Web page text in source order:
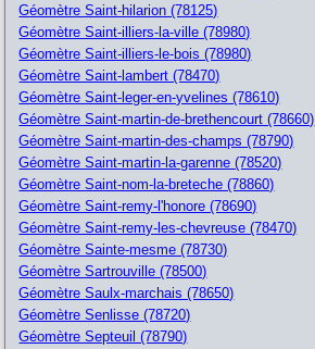
Géomètre Saint-hilarion (78125)
Géomètre Saint-illiers-la-ville (78980)
Géomètre Saint-illiers-le-bois (78980)
Géomètre Saint-lambert (78470)
Géomètre Saint-leger-en-yvelines (78610)
Géomètre Saint-martin-de-brethencourt (78660)
Géomètre Saint-martin-des-champs (78790)
Géomètre Saint-martin-la-garenne (78520)
Géomètre Saint-nom-la-breteche (78860)
Géomètre Saint-remy-l'honore (78690)
Géomètre Saint-remy-les-chevreuse (78470)
Géomètre Sainte-mesme (78730)
Géomètre Sartrouville (78500)
Géomètre Saulx-marchais (78650)
Géomètre Senlisse (78720)
Géomètre Septeuil (78790)